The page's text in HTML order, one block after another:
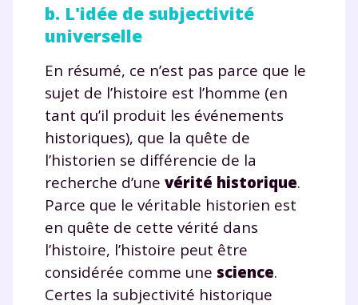
b. L'idée de subjectivité
universelle
En résumé, ce n’est pas parce que le
sujet de l’histoire est l’homme (en
tant qu’il produit les événements
historiques), que la quête de
l’historien se différencie de la
recherche d’une vérité historique.
Parce que le véritable historien est
en quête de cette vérité dans
l’histoire, l’histoire peut être
considérée comme une science.
Certes la subjectivité historique